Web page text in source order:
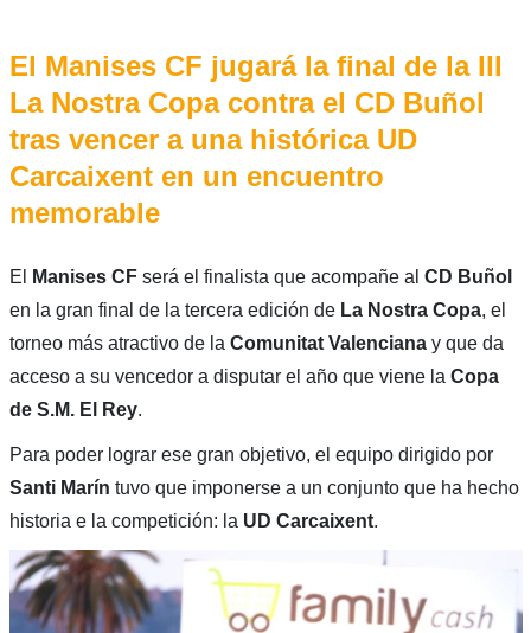
El Manises CF jugará la final de la III
La Nostra Copa contra el CD Buñol
tras vencer a una histórica UD
Carcaixent en un encuentro
memorable
El Manises CFserá el finalista que acompañe al CD Buñol
en la gran final de la tercera edición deLa Nostra Copa, el
torneo más atractivo de la Comunitat Valencianay que da
acceso a su vencedor a disputar el año que viene la Copa
de S.M. El Rey.
Para poder lograr ese gran objetivo, el equipo dirigido por
Santi Marín tuvo que imponerse a un conjunto que ha hecho
historia e la competición: la UD Carcaixent.